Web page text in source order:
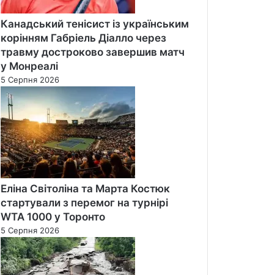
Канадський тенісист із українським
корінням Габріель Діалло через
травму достроково завершив матч
у Монреалі
5 Серпня 2026
Еліна Світоліна та Марта Костюк
стартували з перемог на турнірі
WTA 1000 у Торонто
5 Серпня 2026